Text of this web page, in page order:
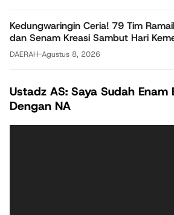
Kedungwaringin Ceria! 79 Tim
dan Senam Kreasi Sambut Hari
DAERAH-Agustus 8, 2026
Ustadz AS: Saya Sudah Enam
Dengan NA